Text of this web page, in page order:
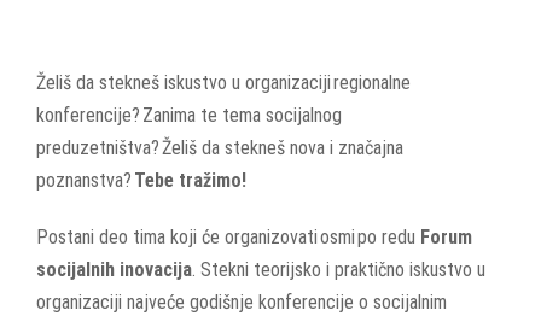
Larger
Image
Želiš da stekneš iskustvo u organizaciji regionalne
konferencije? Zanima te tema socijalnog
preduzetništva? Želiš da stekneš nova i značajna
poznanstva? Tebe tražimo!
Postani deo tima koji će organizovati osmi po redu Forum
socijalnih inovacija. Stekni teorijsko i praktično iskustvo u
organizaciji najveće godišnje konferencije o socijalnim